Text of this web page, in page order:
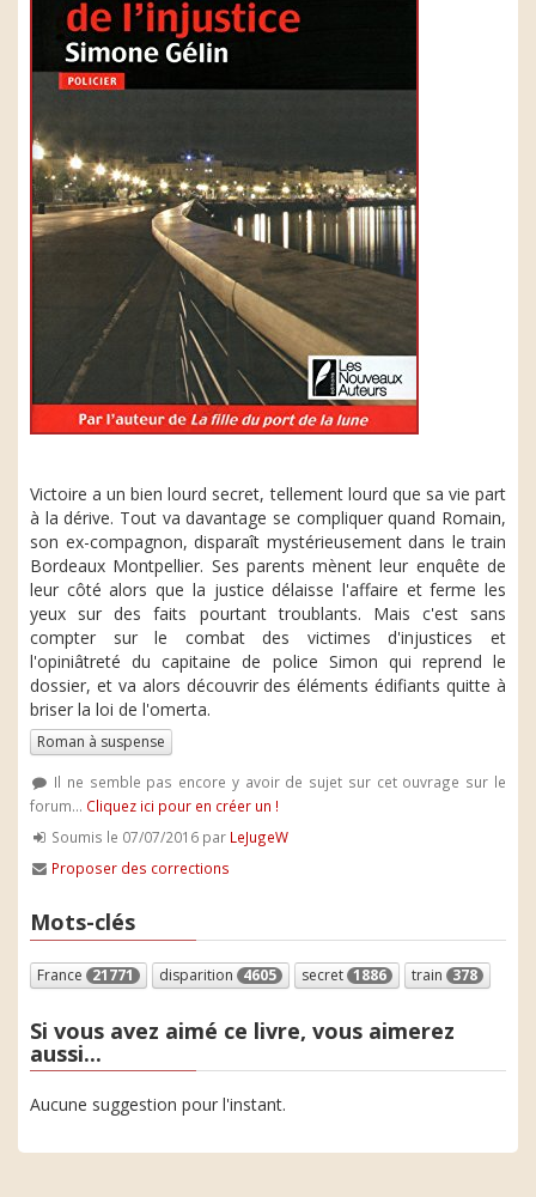
Victoire a un bien lourd secret, tellement lourd que sa vie part
à la dérive. Tout va davantage se compliquer quand Romain,
son ex-compagnon, disparaît mystérieusement dans le train
Bordeaux Montpellier. Ses parents mènent leur enquête de
leur côté alors que la justice délaisse l'affaire et ferme les
yeux sur des faits pourtant troublants. Mais c'est sans
compter sur le combat des victimes d'injustices et
l'opiniâtreté du capitaine de police Simon qui reprend le
dossier, et va alors découvrir des éléments édifiants quitte à
briser la loi de l'omerta.
Roman à suspense
Il ne semble pas encore y avoir de sujet sur cet ouvrage sur le
forum... Cliquez ici pour en créer un !
Soumis le 07/07/2016 par LeJugeW
Proposer des corrections
Mots-clés
France 21771 disparition 4605 secret 1886 train 378
Si vous avez aimé ce livre, vous aimerez
aussi...
Aucune suggestion pour l'instant.